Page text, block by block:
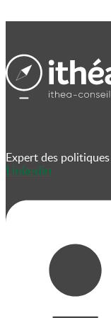
Expert des
Linkedin